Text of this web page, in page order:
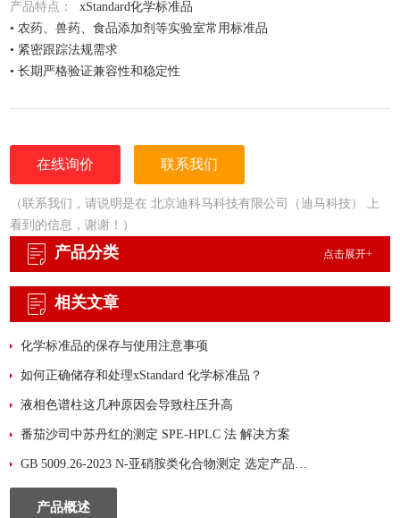
产品特点：xStandard化学标准品
• 农药、兽药、食品添加剂等实验室常用标准品
• 紧密跟踪法规需求
• 长期严格验证兼容性和稳定性
• 详尽的分析证书（COA）
• 更为人性化的小包装量，利于保存，节约成本
在线询价 联系我们
（联系我们，请说明是在 北京迪科马科技有限公司（迪马科技） 上
看到的信息，谢谢！）
产品分类 点击展开+
相关文章
化学标准品的保存与使用注意事项
如何正确储存和处理xStandard 化学标准品？
液相色谱柱这几种原因会导致柱压升高
番茄沙司中苏丹红的测定 SPE-HPLC 法 解决方案
GB 5009.26-2023 N-亚硝胺类化合物测定 选定产品：迪马科技 PLS-A净化填料
产品概述